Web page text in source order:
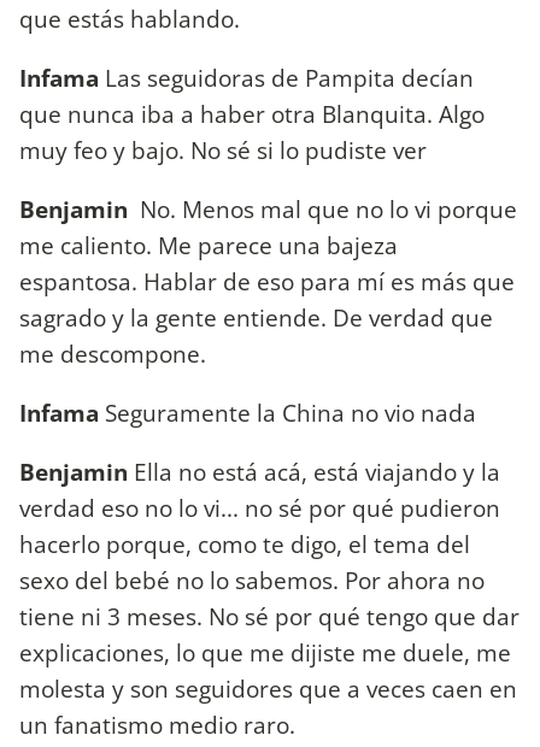
que estás hablando.
Infama Las seguidoras de Pampita decían
que nunca iba a haber otra Blanquita. Algo
muy feo y bajo. No sé si lo pudiste ver
Benjamin No. Menos mal que no lo vi porque
me caliento. Me parece una bajeza
espantosa. Hablar de eso para mí es más que
sagrado y la gente entiende. De verdad que
me descompone.
Infama Seguramente la China no vio nada
Benjamin Ella no está acá, está viajando y la
verdad eso no lo vi... no sé por qué pudieron
hacerlo porque, como te digo, el tema del
sexo del bebé no lo sabemos. Por ahora no
tiene ni 3 meses. No sé por qué tengo que dar
explicaciones, lo que me dijiste me duele, me
molesta y son seguidores que a veces caen en
un fanatismo medio raro.